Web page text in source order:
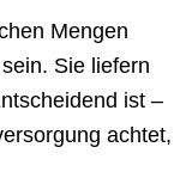
Mengen
Sie liefern
ist –
achtet,